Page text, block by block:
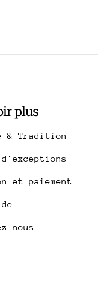
plus
& Tradition
d'exceptions
et paiement
nous